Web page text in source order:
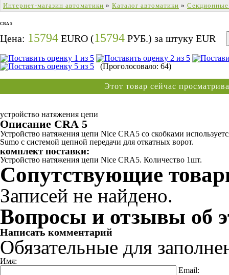
Интернет-магазин автоматики » Каталог автоматики »
CRA 5
Цена: 15794 EURO (15794 РУБ.) за штуку EUR
(Проголосовало: 64)
Этот товар сейчас
устройство натяжения цепи
Описание CRA 5
Устройство натяжения цепи Nice CRA5 со скобками
Sumo с системой цепной передачи для откатных ворот.
комплект поставки:
Устройство натяжения цепи Nice CRA5. Количество 1шт.
Сопутствующие
Записей не найдено.
Вопросы и отзывы об
Написать комментарий
Обязательные для
Имя:
Email: